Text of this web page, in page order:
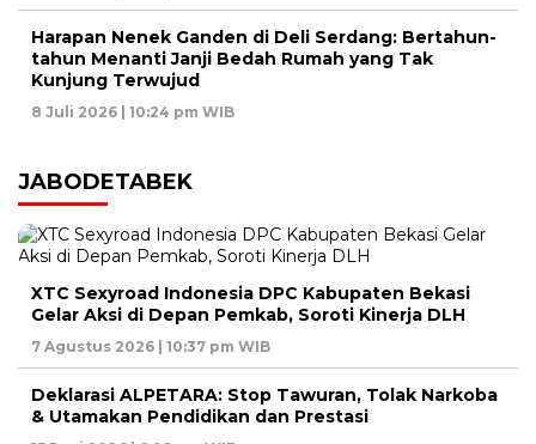
Harapan Nenek Ganden di Deli Serdang: Bertahun-
tahun Menanti Janji Bedah Rumah yang Tak
Kunjung Terwujud
8 Juli 2026 | 10:24 pm WIB
JABODETABEK
XTC Sexyroad Indonesia DPC Kabupaten Bekasi
Gelar Aksi di Depan Pemkab, Soroti Kinerja DLH
7 Agustus 2026 | 10:37 pm WIB
Deklarasi ALPETARA: Stop Tawuran, Tolak Narkoba
& Utamakan Pendidikan dan Prestasi